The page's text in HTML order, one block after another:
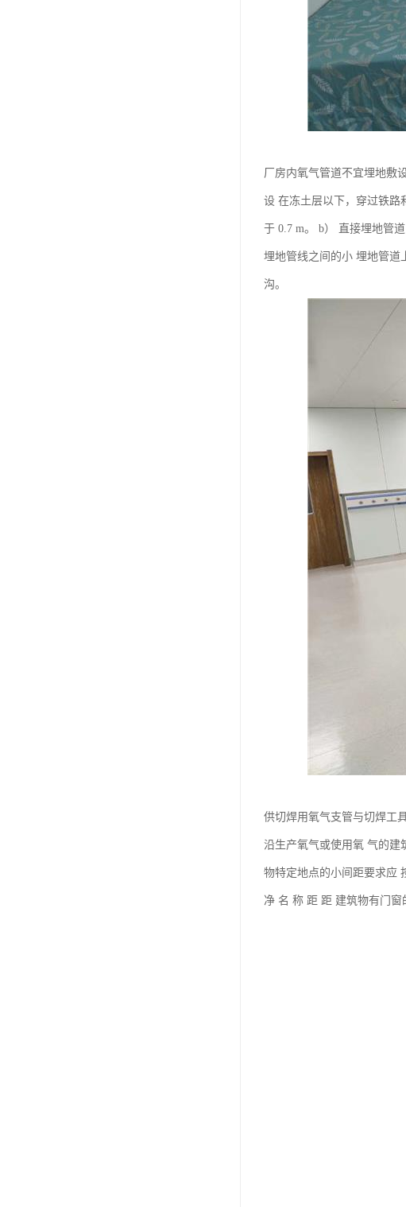
厂房内氧气管道不宜埋地敷
设 在冻土层以下，穿过铁路
于 0.7 m。 b） 直接埋地管
埋地管线之间的小 埋地管道
沟。
供切焊用氧气支管与切焊工
沿生产氧气或使用氧 气的建
物特定地点的小间距要求应
净 名 称 距 距 建筑物有门